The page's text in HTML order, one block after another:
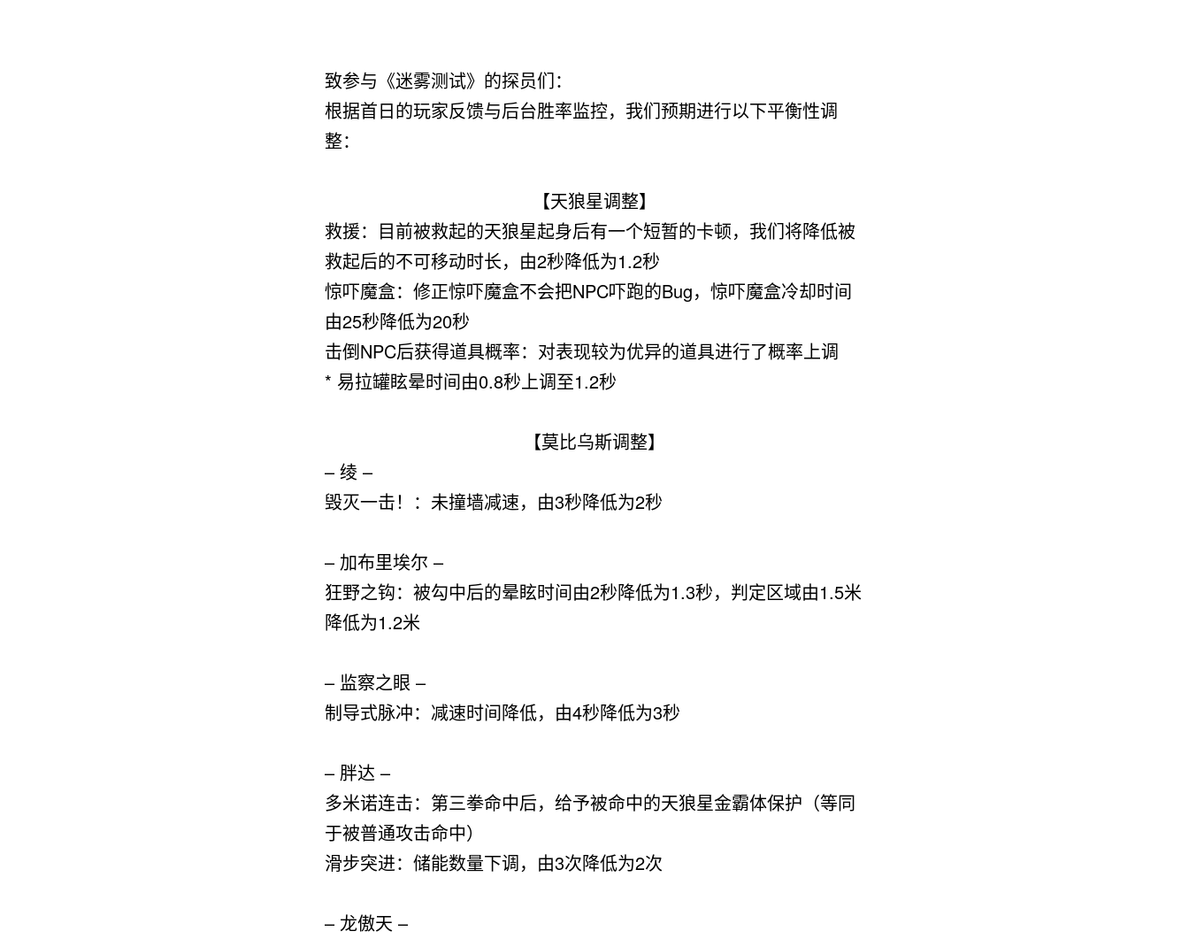
致参与《迷雾测试》的探员们：
根据首日的玩家反馈与后台胜率监控，我们预期进行以下平衡性调
整：
【天狼星调整】
救援：目前被救起的天狼星起身后有一个短暂的卡顿，我们将降低被
救起后的不可移动时长， 由2秒降低为1.2秒
惊吓魔盒：修正惊吓魔盒不会把NPC吓跑的Bug，惊吓魔盒冷却时间
由25秒降低为20秒
击倒NPC后获得道具概率：对表现较为优异的道具进行了概率上调
* 易拉罐眩晕时间由0.8秒上调至1.2秒
【莫比乌斯调整】
– 绫 –
毁灭一击！：未撞墙减速， 由3秒降低为2秒
– 加布里埃尔 –
狂野之钩：被勾中后的晕眩时间由2秒降低为1.3秒，判定区域由1.5米
降低为1.2米
– 监察之眼 –
制导式脉冲：减速时间降低， 由4秒降低为3秒
– 胖达 –
多米诺连击：第三拳命中后，给予被命中的天狼星金霸体保护（等同
于被普通攻击命中）
滑步突进：储能数量下调， 由3次降低为2次
– 龙傲天 –